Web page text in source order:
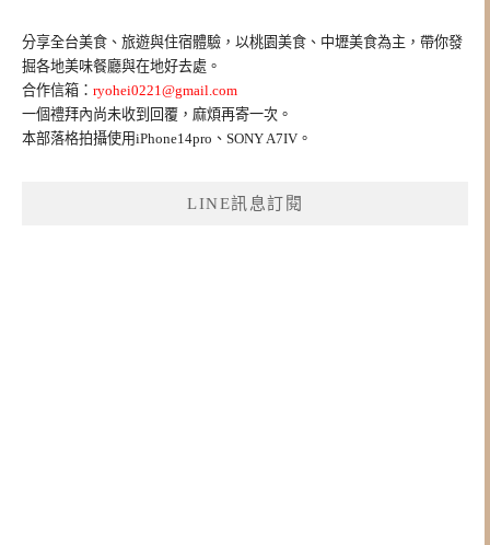
字:
分享全台美食、旅遊與住宿體驗，以桃園美食、中壢美食為主，帶你發
掘各地美味餐廳與在地好去處。
合作信箱： ryohei0221@gmail.com
一個禮拜內尚未收到回覆，麻煩再寄一次。
本部落格拍攝使用iPhone14pro、SONY A7IV。
LINE訊息訂閱